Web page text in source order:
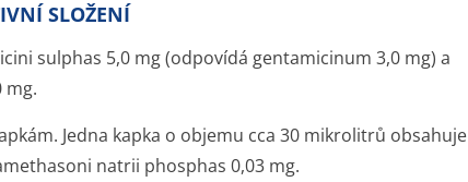
SLOŽENÍ
sulphas 5,0 mg (odpovídá gentamicinum 3,0 mg) a
mg.
Jedna kapka o objemu cca 30 mikrolitrů obsahuje
natrii phosphas 0,03 mg.